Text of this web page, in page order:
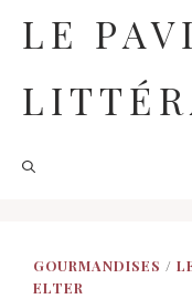
contenu
LE
GOURMANDISES /
ELTER